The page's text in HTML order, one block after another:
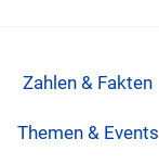
Zahlen & Fakten
Themen & Events